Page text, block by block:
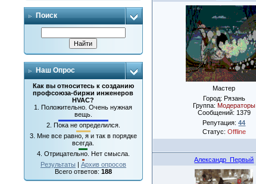
Поиск
Наш Опрос
Как вы относитесь к созданию
профсоюза-биржи инженеров
HVAC?
1.Положительно. Очень нужная
вещь.
2. Пока не определился.
3. Мне все равно, я и так в порядке
всегда.
4. Отрицательно. Нет смысла.
Результаты | Архив опросов
Всего ответов: 188
Мастер
Город: Рязань
Группа: Модераторы
Сообщений: 1379
Репутация:44
Статус: Offline
Александр_Первый